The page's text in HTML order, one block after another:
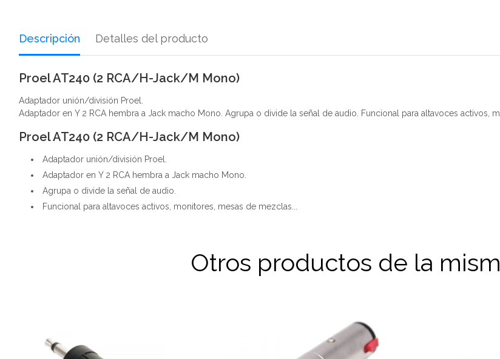
Descripción Detalles del producto
Proel AT240 (2 RCA/H-Jack/M Mono)
Adaptador unión/división Proel.
Adaptador en Y 2 RCA hembra a Jack macho Mono. Agrupa o divide la señal de audio. Funcional para altavoces activos,
Proel AT240 (2 RCA/H-Jack/M Mono)
Adaptador unión/división Proel.
Adaptador en Y 2 RCA hembra a Jack macho Mono.
Agrupa o divide la señal de audio.
Funcional para altavoces activos, monitores, mesas de mezclas...
Otros productos de la